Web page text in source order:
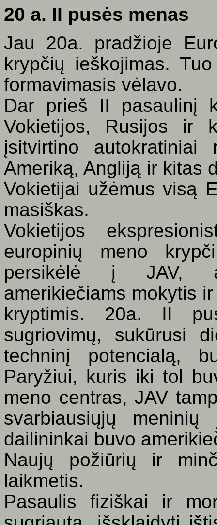
20 a. II pusės menas
Jau 20a. pradžioje
krypčių ieškojimas.
formavimasis vėlavo.
Dar prieš II pasaulinį
Vokietijos, Rusijos ir
įsitvirtino
Ameriką, Angliją ir kitas
Vokietijai užėmus visą
masiškas.
Vokietijos
europinių meno
persikėlė į JAV,
amerikiečiams mokytis
kryptimis. 20a. II
sugriovimų, sukūrusi
techninį potencialą,
Paryžiui, kuris iki tol
meno centras, JAV
svarbiausiųjų
dailininkai buvo
Naujų požiūrių ir
laikmetis.
Pasaulis fiziškai ir